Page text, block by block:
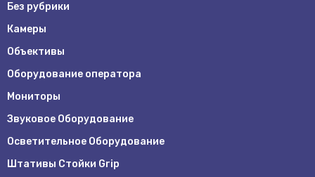
Без рубрики
Камеры
Объективы
Оборудование оператора
Мониторы
Звуковое Оборудование
Осветительное Оборудование
Штативы Стойки Grip